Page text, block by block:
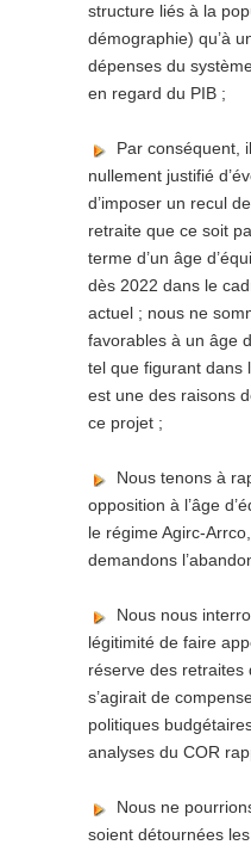
structure liés à la
démographie) qu’à
dépenses du
en regard du PIB ;
Par conséquent,
nullement justifié
d’imposer un recul
retraite que ce soit
terme d’un âge
dès 2022 dans le
actuel ; nous ne
favorables à un âge
tel que figurant dans
est une des raisons
ce projet ;
Nous tenons à
opposition à l’âge
le régime Agirc-
demandons
Nous nous
légitimité de faire
réserve des retraites
s’agirait de
politiques
analyses du COR
Nous ne
soient détournées